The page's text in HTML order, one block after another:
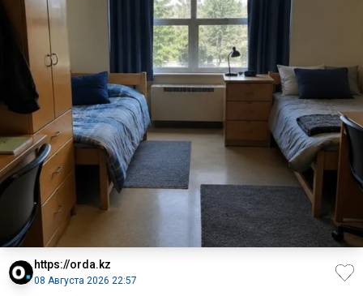
https://orda.kz
08 Августа 2026 22:57